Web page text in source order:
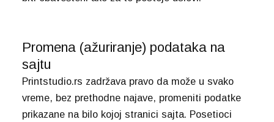
Promena (ažuriranje) podataka na
sajtu
Printstudio.rs zadržava pravo da može u svako
vreme, bez prethodne najave, promeniti podatke
prikazane na bilo kojoj stranici sajta. Posetioci